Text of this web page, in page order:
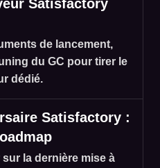
Satisfactory
de lancement,
du GC pour tirer le
dédié.
Satisfactory :
la dernière mise à